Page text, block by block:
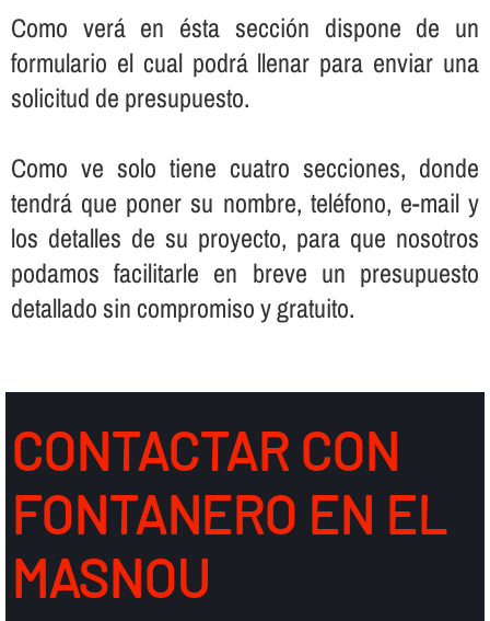
Como verá en ésta sección dispone de un
formulario el cual podrá llenar para enviar una
solicitud de presupuesto.
Como ve solo tiene cuatro secciones, donde
tendrá que poner su nombre, teléfono, e-mail y
los detalles de su proyecto, para que nosotros
podamos facilitarle en breve un presupuesto
detallado sin compromiso y gratuito.
CONTACTAR CON
FONTANERO EN EL
MASNOU